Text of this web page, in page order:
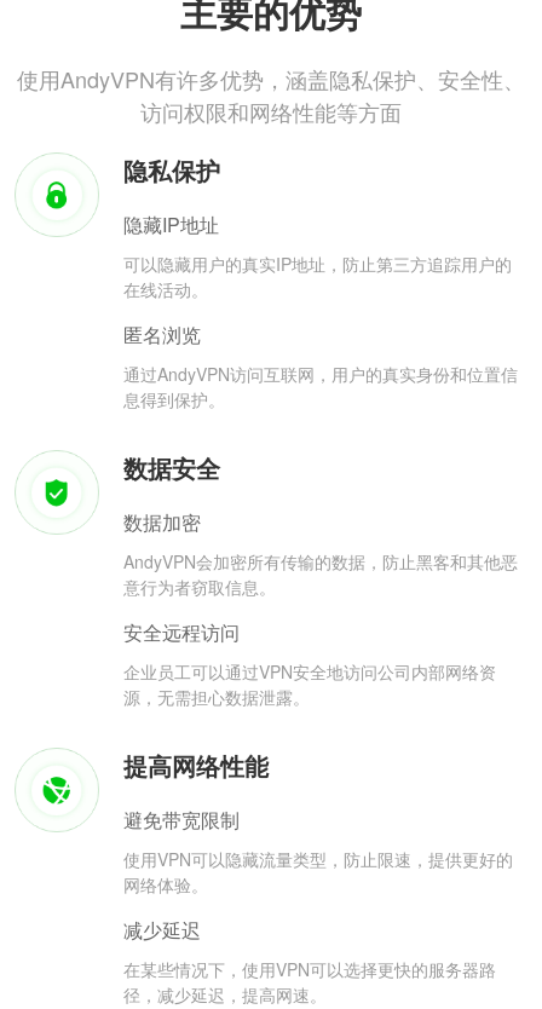
主要的优势
使用AndyVPN有许多优势，涵盖隐私保护、安全性、
访问权限和网络性能等方面
隐私保护
隐藏IP地址
可以隐藏用户的真实IP地址，防止第三方追踪用户的
在线活动。
匿名浏览
通过AndyVPN访问互联网，用户的真实身份和位置信
息得到保护。
数据安全
数据加密
AndyVPN会加密所有传输的数据，防止黑客和其他恶
意行为者窃取信息。
安全远程访问
企业员工可以通过VPN安全地访问公司内部网络资
源，无需担心数据泄露。
提高网络性能
避免带宽限制
使用VPN可以隐藏流量类型，防止限速，提供更好的
网络体验。
减少延迟
在某些情况下，使用VPN可以选择更快的服务器路
径，减少延迟，提高网速。